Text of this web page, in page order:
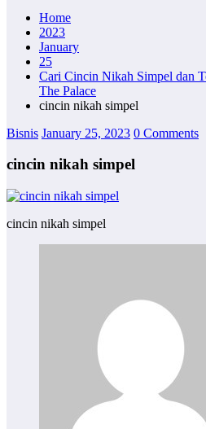
Home
2023
January
25
Cari Cincin Nikah Simpel dan
The Palace
cincin nikah simpel
Bisnis January 25, 2023 0 Comments
cincin nikah simpel
cincin nikah simpel